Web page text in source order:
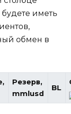
иметь
обмен в
Резерв,
mmlusd
BL